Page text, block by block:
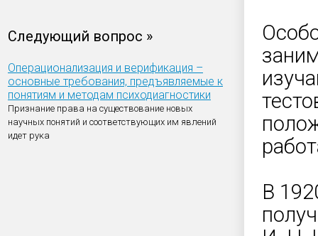
Следующий вопрос »
Операционализация и верификация –
основные требования, предъявляемые к
понятиям и методам психодиагностики
Признание права на существование новых
научных понятий и соответствующих им явлений
идет рука
В